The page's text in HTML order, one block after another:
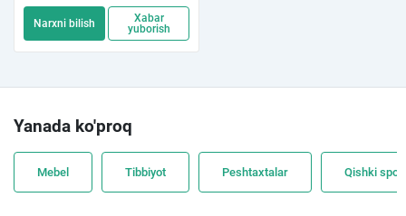
Narxni bilish
Xabar
yuborish
Yanada ko'proq
Mebel Tibbiyot Peshtaxtalar Qishki sport